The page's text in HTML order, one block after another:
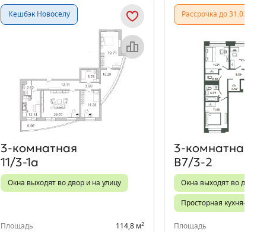
Кешбэк Новосёлу
Объект месяца
3‑комнатная
11/3-1а
Окна выходят во двор и на улицу
Площадь 114,8 м2
Рассрочка до
3‑комнатная
В7/3-2
Окна выходят во
Просторная кухня-
Площадь